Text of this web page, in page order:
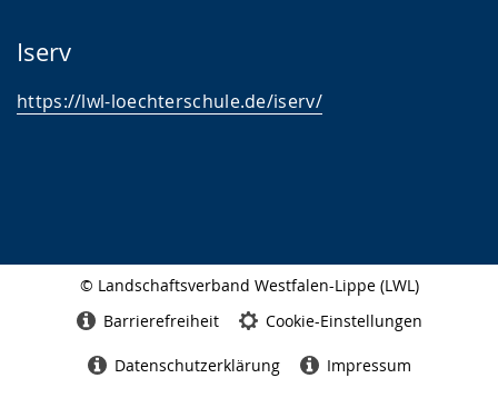
tIserv
https://lwl-loechterschule.de/iserv/
© Landschaftsverband Westfalen-Lippe (LWL)
Barrierefreiheit Cookie-Einstellungen
Datenschutzerklärung Impressum